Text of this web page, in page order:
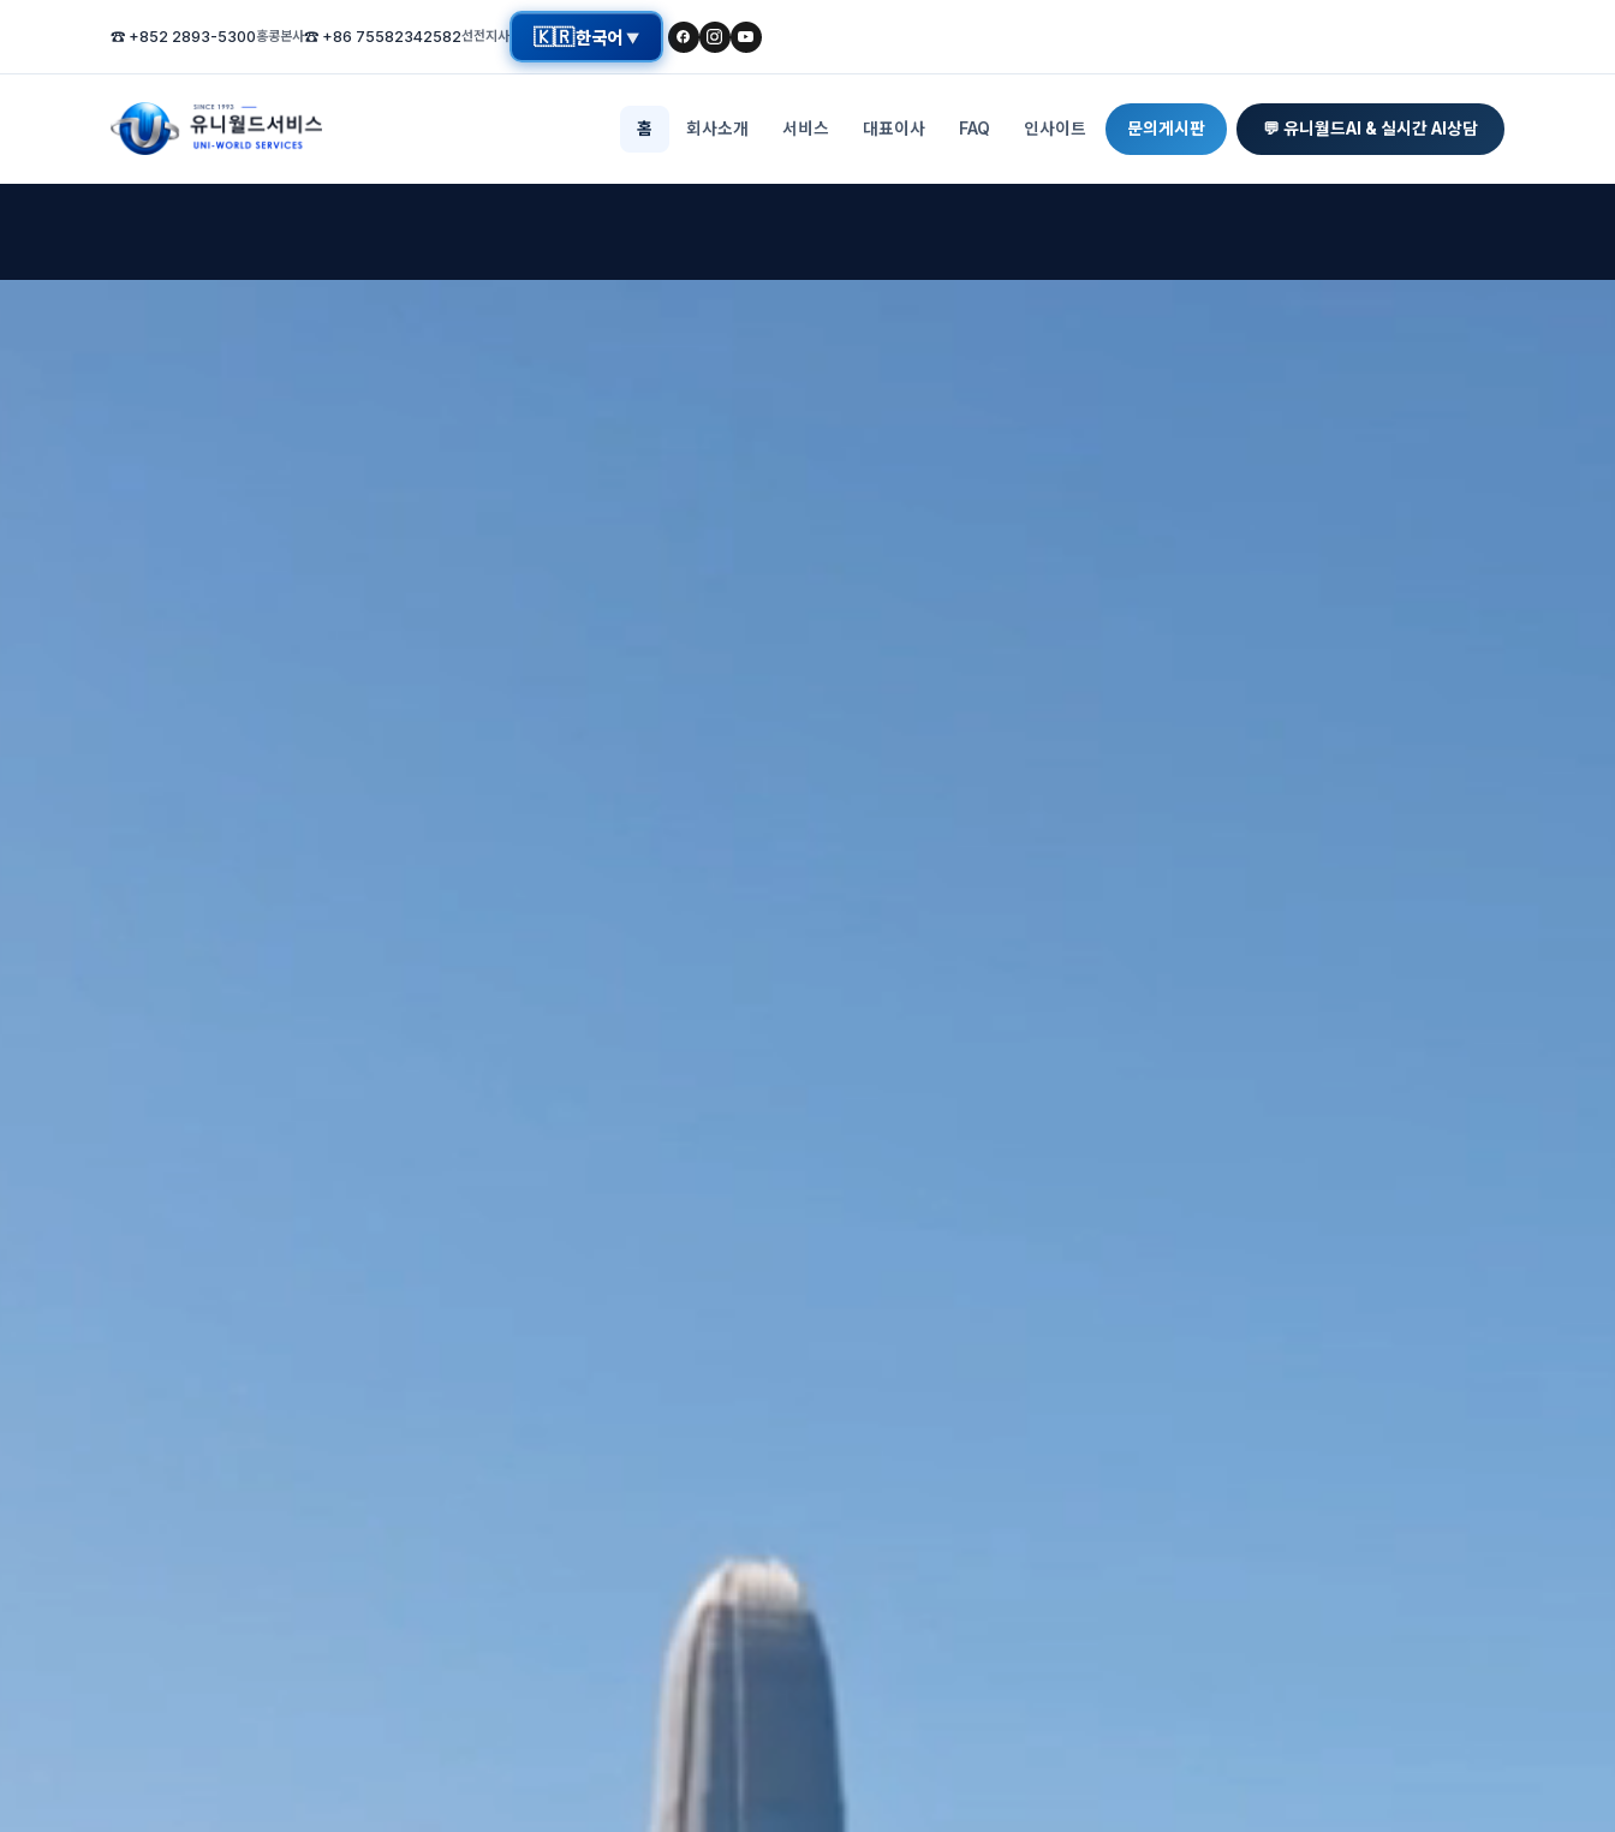
☎ +852 2893-5300홍콩본사☎ +86 75582342582선전지사 🇰🇷한국어 ▼
홈 회사소개 서비스 대표이사 FAQ 인사이트 문의게시판 💬 유니월드AI & 실시간 AI상담